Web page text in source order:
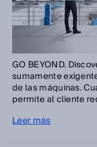
GO BEYOND.
sumamente
de las máquinas.
permite al cliente
Leer más